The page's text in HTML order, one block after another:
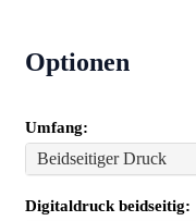
Optionen
Umfang:
Beidseitiger Druck
Digitaldruck beidseitig: